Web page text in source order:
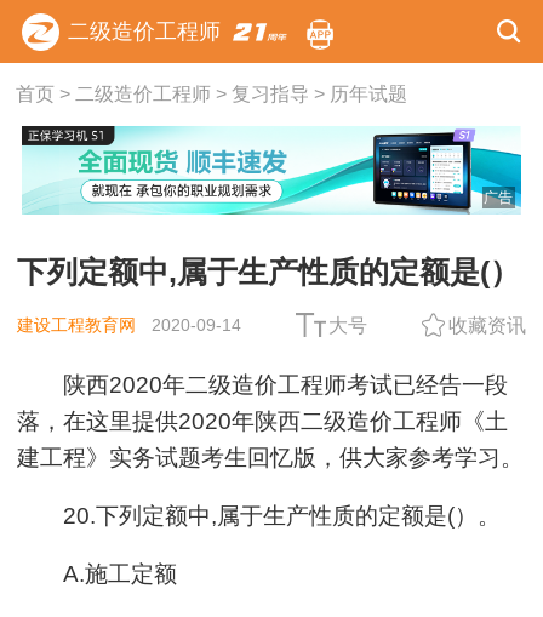
二级造价工程师
首页> 二级造价工程师> 复习指导 > 历年试题
广告
下列定额中,属于生产性质的定额是(）
建设工程教育网 2020-09-14 大号 收藏资讯
陕西2020年二级造价工程师考试已经告一段
落，在这里提供2020年陕西二级造价工程师《土
建工程》实务试题考生回忆版，供大家参考学习。
20.下列定额中,属于生产性质的定额是(）。
A.施工定额